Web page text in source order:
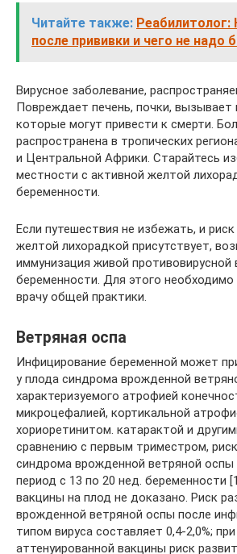
Читайте также: Реабилитолог:
после прививки и чего не надо
Вирусное заболевание,
Повреждает печень, почки, вызывает
которые могут привести к смерти.
распространена в тропических
и Центральной Африки. Старайтесь
местности с активной желтой
беременности.
Если путешествия не избежать, и
желтой лихорадкой присутствует,
иммунизация живой противовирусной
беременности. Для этого необходимо
врачу общей практики.
Ветряная оспа
Инфицирование беременной может
у плода синдрома врожденной
характеризуемого атрофией
микроцефалией, кортикальной
хориоретинитом. катарактой и
сравнению с первым триместром,
синдрома врожденной ветряной
период с 13 по 20 нед. беременности
вакцины на плод не доказано. Риск
врожденной ветряной оспы после
типом вируса составляет 0,4-2,0%;
аттенуированной вакцины риск